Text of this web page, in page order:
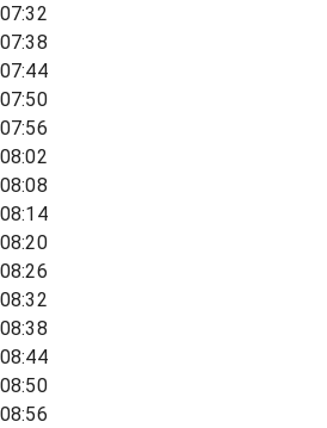
07:32
07:38
07:44
07:50
07:56
08:02
08:08
08:14
08:20
08:26
08:32
08:38
08:44
08:50
08:56